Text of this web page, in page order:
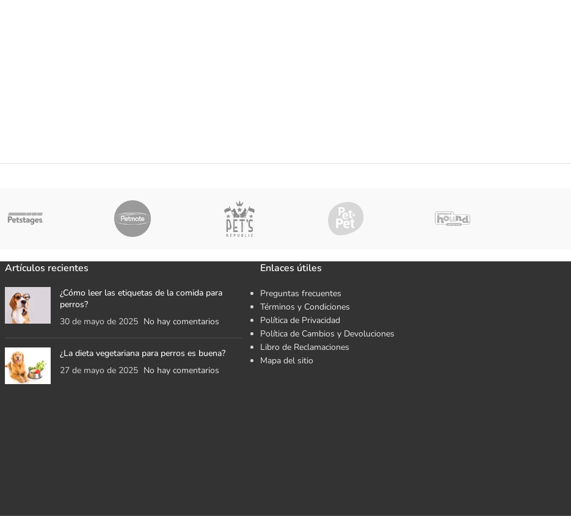
Artículos recientes
¿Cómo leer las etiquetas de la comida para
perros?
30 de mayo de 2025 No hay comentarios
¿La dieta vegetariana para perros es buena?
27 de mayo de 2025 No hay comentarios
Enlaces útiles
Preguntas frecuentes
Términos y Condiciones
Política de Privacidad
Política de Cambios y Devoluciones
Libro de Reclamaciones
Mapa del sitio